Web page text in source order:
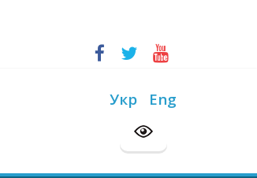
бібліотека”
Укр Eng